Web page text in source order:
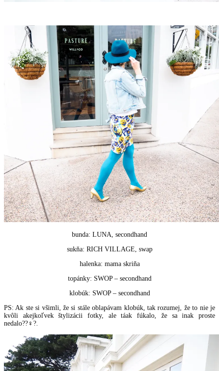
bunda: LUNA, secondhand
sukňa: RICH VILLAGE, swap
halenka: mama skriňa
topánky: SWOP – secondhand
klobúk: SWOP – secondhand
PS: Ak ste si všimli, že si stále oblapávam klobúk, tak rozumej, že to nie je
kvôli akejkoľvek štylizácii fotky, ale táak fúkalo, že sa inak proste
nedalo??‍♀️?.